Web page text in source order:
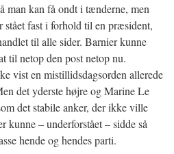
man kan få ondt i tænderne, men
stået fast i forhold til en præsident,
til alle sider. Barnier kunne
til netop den post netop nu.
vist en mistillidsdagsorden allerede
det yderste højre og Marine Le
det stabile anker, der ikke ville
kunne – underforstået – sidde så
hende og hendes parti.